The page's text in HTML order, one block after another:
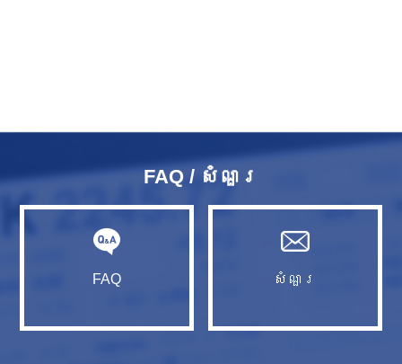
FAQ / សំណួរ​
FAQ សំណួរ​